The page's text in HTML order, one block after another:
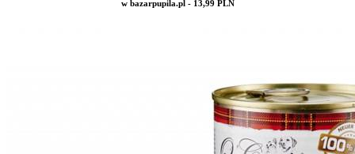
w bazarpupila.pl - 13,99 PLN